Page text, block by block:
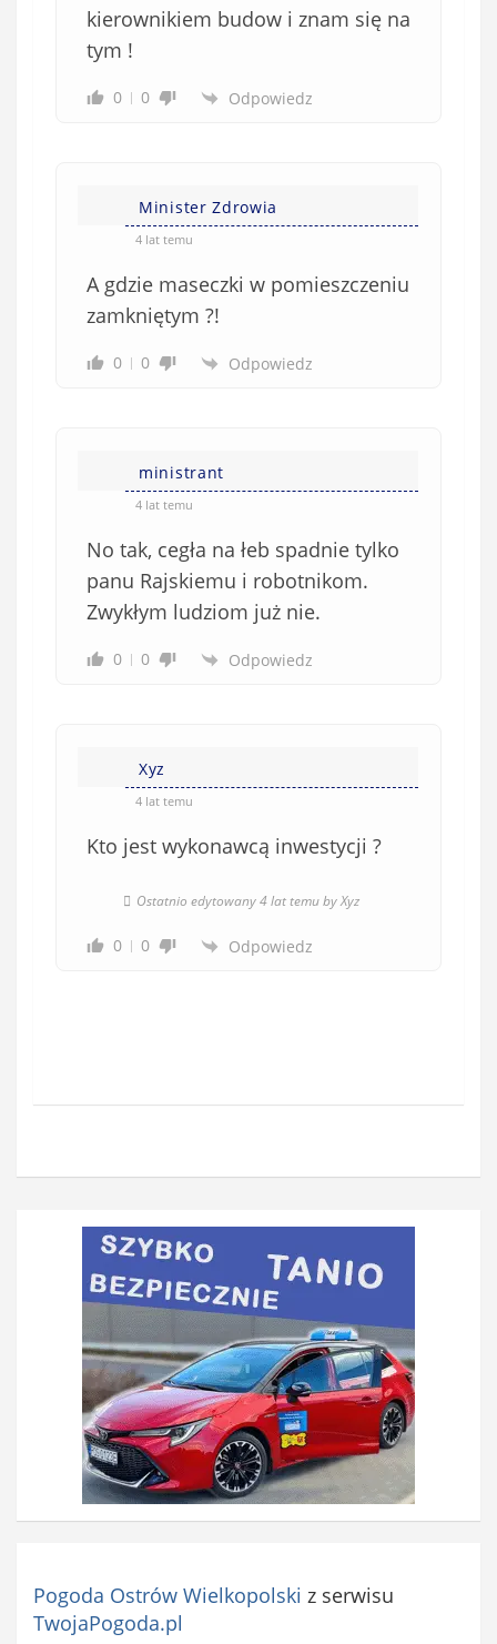
kierownikiem budow i znam się na
tym !
0 0 Odpowiedz
Minister Zdrowia
4 lat temu
A gdzie maseczki w pomieszczeniu
zamkniętym ?!
0 0 Odpowiedz
ministrant
4 lat temu
No tak, cegła na łeb spadnie tylko
panu Rajskiemu i robotnikom.
Zwykłym ludziom już nie.
0 0 Odpowiedz
Xyz
4 lat temu
Kto jest wykonawcą inwestycji ?
Ostatnio edytowany 4 lat temu by Xyz
0 0 Odpowiedz
Pogoda Ostrów Wielkopolski z serwisu
TwojaPogoda.pl